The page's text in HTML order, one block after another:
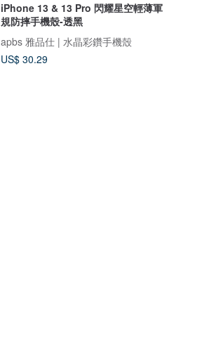
iPhone 13 & 13 Pro 閃耀星空輕薄軍
規防摔手機殼-透黑
apbs 雅品仕 | 水晶彩鑽手機殼
US$ 30.29